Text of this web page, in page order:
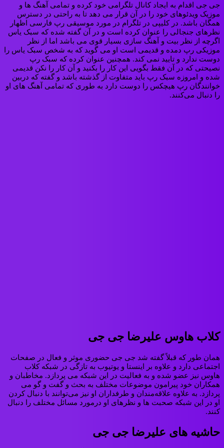
جی جی اقدام به ایجاد کانال تلگرامی خود کرده و تمامی آهنگ ها و
موزیک ویدئوهای خود را در آن قرار می دهد تا به راحتی در دسترس
همگان باشد. در کلیپی در تلگرام در مورد موسیقی رپ فارسی اظهار
نظرهای جنجالی را عنوان کرده است و در آن گفته شده که سبک یاس
اگرچه از نظر بیت و آهنگ سازی بسیار قوی می باشد اما از نظر
موزیکی رپ دمده و قدیمی است او می گوید که به شخص سبک یاس را
دوست ندارد و تایید نمی کند. همچنین عنوان کرده که سبک رپ
نصیحتی که در آن فقط بگویی این کار را بکنید و آن کار را نکن قدیمی
شده و امروزه سبک رپ باید متفاوت از گذشته باشد و گفته که دربین
خوانندگان رپ هیچکس را دوست دارد به طوری که تمامی آهنگ های او
را دنبال می‌کنند.
کلاب هاوس علیرضا جی جی
همان طور که قبلاً گفته شد جی جی حضوری موثر و فعال در صفحات
اجتماعی دارد و علاوه بر اینستا و یوتیوب به تازگی در شبکه کلاب
هاوس نیز عضو شده و به فعالیت در این شبکه می پردازد. مخاطبان و
همکاران خود پیرامون موضوعات مختلف به بحث و گفت و گو می
پردازد. به علاوه علاقه‌مندان و طرفداران او نیز می‌توانند با دنبال کردن
او در این شبکه صحبت ها و نظرهای او درمورد مسائل مختلف را دنبال
کنند.
حاشیه های علیرضا جی جی